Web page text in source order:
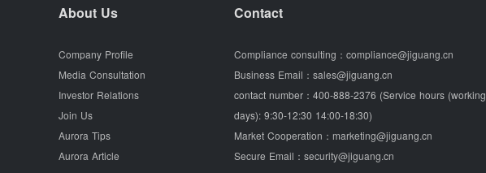
About Us
Company Profile
Media Consultation
Investor Relations
Join Us
Aurora Tips
Aurora Article
Contact
Compliance consulting： compliance@jiguang.cn
Business Email： sales@jiguang.cn
contact number： 400-888-2376 (Service hours (working
days): 9:30-12:30 14:00-18:30)
Market Cooperation： marketing@jiguang.cn
Secure Email： security@jiguang.cn